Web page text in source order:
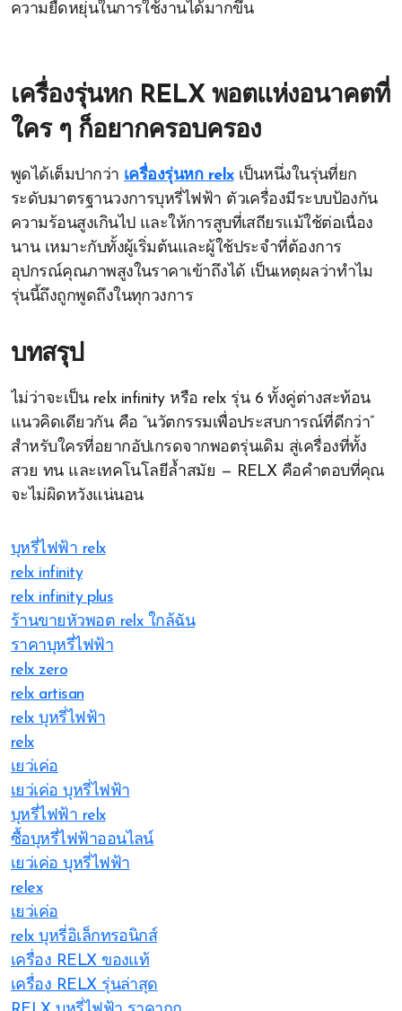
ความยืดหยุ่นในการใช้งานได้มากขึ้น
เครื่องรุ่นหก RELX พอตแห่งอนาคตที่
ใคร ๆ ก็อยากครอบครอง
พูดได้เต็มปากว่า เครื่องรุ่นหก relxเป็นหนึ่งในรุ่นที่ยก
ระดับมาตรฐานวงการบุหรี่ไฟฟ้า ตัวเครื่องมีระบบป้องกัน
ความร้อนสูงเกินไป และให้การสูบที่เสถียรแม้ใช้ต่อเนื่อง
นาน เหมาะกับทั้งผู้เริ่มต้นและผู้ใช้ประจำที่ต้องการ
อุปกรณ์คุณภาพสูงในราคาเข้าถึงได้ เป็นเหตุผลว่าทำไม
รุ่นนี้ถึงถูกพูดถึงในทุกวงการ
บทสรุป
ไม่ว่าจะเป็น relx infinity หรือ relx รุ่น 6 ทั้งคู่ต่างสะท้อน
แนวคิดเดียวกัน คือ “นวัตกรรมเพื่อประสบการณ์ที่ดีกว่า”
สำหรับใครที่อยากอัปเกรดจากพอตรุ่นเดิม สู่เครื่องที่ทั้ง
สวย ทน และเทคโนโลยีล้ำสมัย — RELX คือคำตอบที่คุณ
จะไม่ผิดหวังแน่นอน
บุหรี่ไฟฟ้า relx
relx infinity
relx infinity plus
ร้านขายหัวพอต relx ใกล้ฉัน
ราคาบุหรี่ไฟฟ้า
relx zero
relx artisan
relx บุหรี่ไฟฟ้า
relx
เยว่เค่อ
เยว่เค่อ บุหรี่ไฟฟ้า
บุหรี่ไฟฟ้า relx
ซื้อบุหรี่ไฟฟ้าออนไลน์
เยว่เค่อ บุหรี่ไฟฟ้า
relex
เยว่เค่อ
relx บุหรี่อิเล็กทรอนิกส์
เครื่อง RELX ของแท้
เครื่อง RELX รุ่นล่าสุด